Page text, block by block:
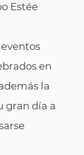
Estée
en
la
gran día a